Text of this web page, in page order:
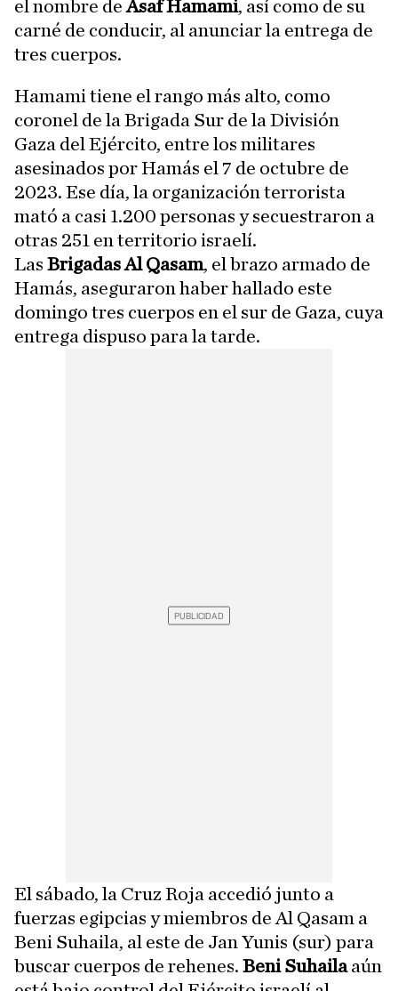
el nombre deAsaf Hamami, así como de su
carné de conducir, al anunciar la entrega de
tres cuerpos.
Hamami tiene el rango más alto, como
coronel de la Brigada Sur de la División
Gaza del Ejército, entre los militares
asesinados por Hamás el 7 de octubre de
2023. Ese día, la organización terrorista
mató a casi 1.200 personas y secuestraron a
otras 251 en territorio israelí.
Las Brigadas Al Qasam, el brazo armado de
Hamás, aseguraron haber hallado este
domingo tres cuerpos en el sur de Gaza, cuya
entrega dispuso para la tarde.
El sábado, la Cruz Roja accedió junto a
fuerzas egipcias y miembros de Al Qasam a
Beni Suhaila, al este de Jan Yunis (sur) para
buscar cuerpos de rehenes. Beni Suhailaaún